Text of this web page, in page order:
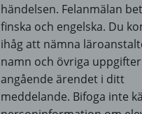
händelsen. Felanmälan
finska och engelska. Du
ihåg att nämna
namn och övriga uppgifter
angående ärendet i ditt
meddelande. Bifoga inte